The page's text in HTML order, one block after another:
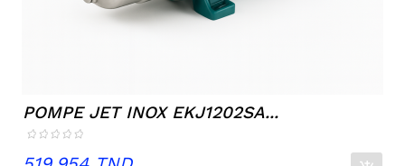
POMPE JET INOX EKJ1202SA...